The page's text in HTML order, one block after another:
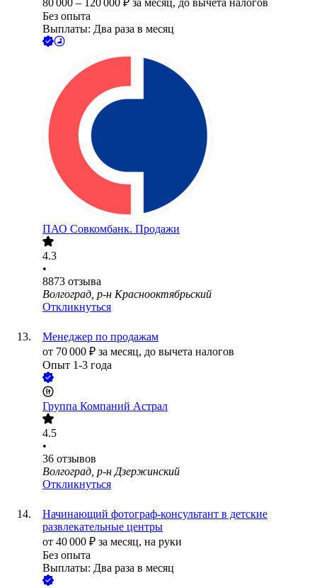
80 000 – 120 000 ₽ за месяц, до вычета налогов
Без опыта
Выплаты: Два раза в месяц
ПАО Совкомбанк. Продажи
4.3
•
8873 отзыва
Волгоград, р-н Краснооктябрьский
Откликнуться
Менеджер по продажам
от 70 000 ₽ за месяц, до вычета налогов
Опыт 1-3 года
Группа Компаний Астрал
4.5
•
36 отзывов
Волгоград, р-н Дзержинский
Откликнуться
Начинающий фотограф-консультант в детские
развлекательные центры
от 40 000 ₽ за месяц, на руки
Без опыта
Выплаты: Два раза в месяц